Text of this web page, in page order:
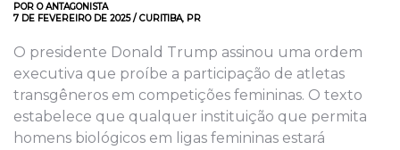
POR O ANTAGONISTA
7 DE FEVEREIRO DE 2025 / CURITIBA, PR
O presidente Donald Trump assinou uma ordem
executiva que proíbe a participação de atletas
transgêneros em competições femininas. O texto
estabelece que qualquer instituição que permita
homens biológicos em ligas femininas estará